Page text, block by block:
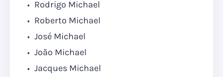
Rodrigo Michael
Roberto Michael
José Michael
João Michael
Jacques Michael